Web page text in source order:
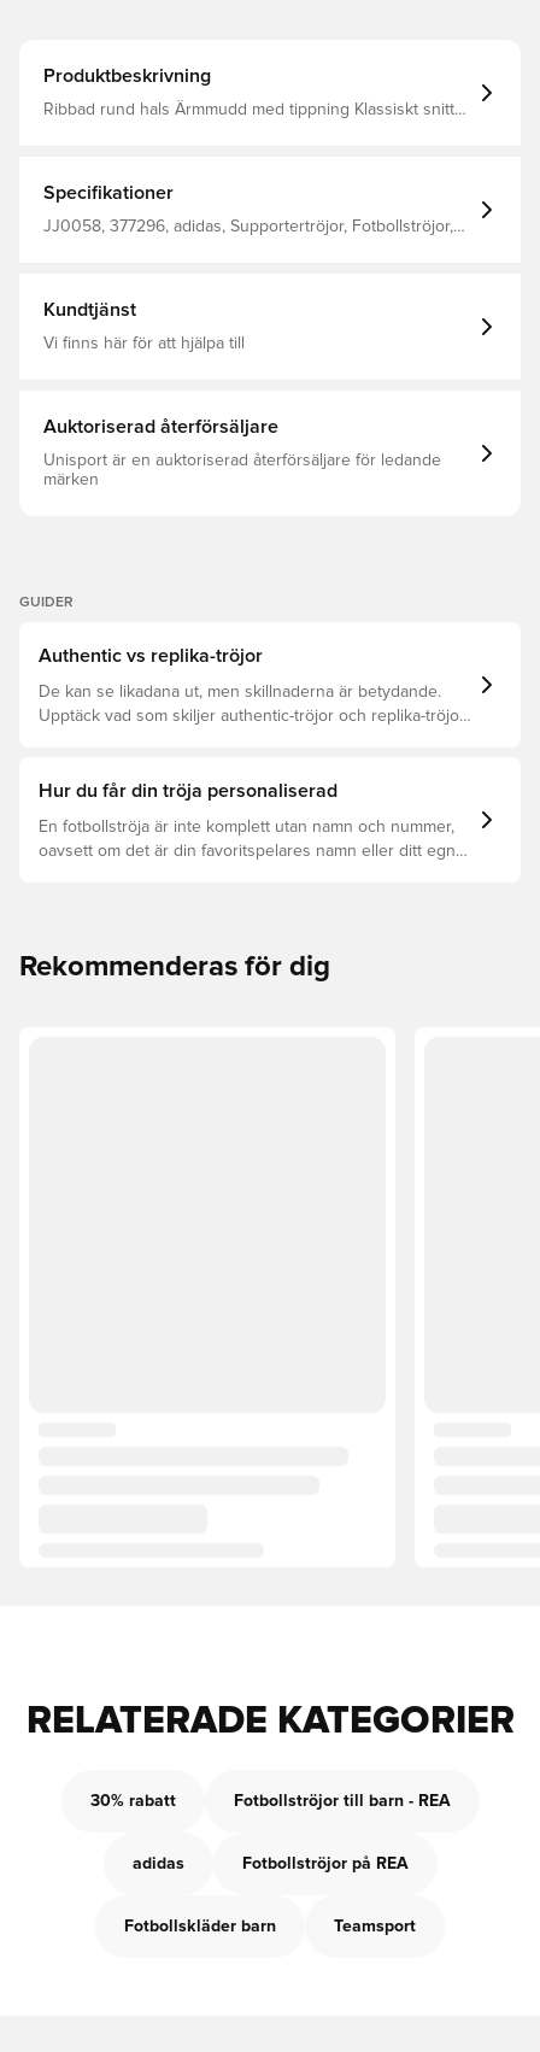
Produktbeskrivning
Ribbad rund hals Ärmmudd med tippning Klassiskt snitt
Specifikationer
JJ0058, 377296, adidas, Supportertröjor, Fotbollströjor,
Kundtjänst
Vi finns här för att hjälpa till
Auktoriserad återförsäljare
Unisport är en auktoriserad återförsäljare för ledande
märken
GUIDER
Authentic vs replika-tröjor
De kan se likadana ut, men skillnaderna är betydande.
Upptäck vad som skiljer authentic-tröjor och replika-tröjor
Hur du får din tröja personaliserad
En fotbollströja är inte komplett utan namn och nummer,
oavsett om det är din favoritspelares namn eller ditt egna.
Rekommenderas för dig
RELATERADE KATEGORIER
30% rabatt Fotbollströjor till barn - REA
adidas Fotbollströjor på REA
Fotbollskläder barn Teamsport